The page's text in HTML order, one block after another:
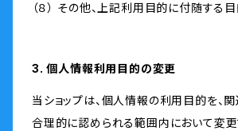
（８） その他、上記利用目的に付随する
3. 個人情報利用目的の変更
当ショップは、個人情報の利用目的を、
合理的に認められる範囲内において変更